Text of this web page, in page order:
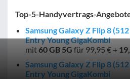
Top-5-Handyvertrags-
Samsung Galaxy Z Flip 8
Entry Young GigaKombi
mit60 GB 5G für 99,95 € +
Samsung Galaxy Z Flip 8
Entry Young GigaKombi